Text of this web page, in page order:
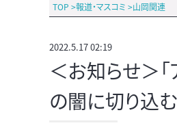
TOP >報道・マスコミ >山岡関連
2022.5.17 02:19
＜お知らせ＞「
の闇に切り込む